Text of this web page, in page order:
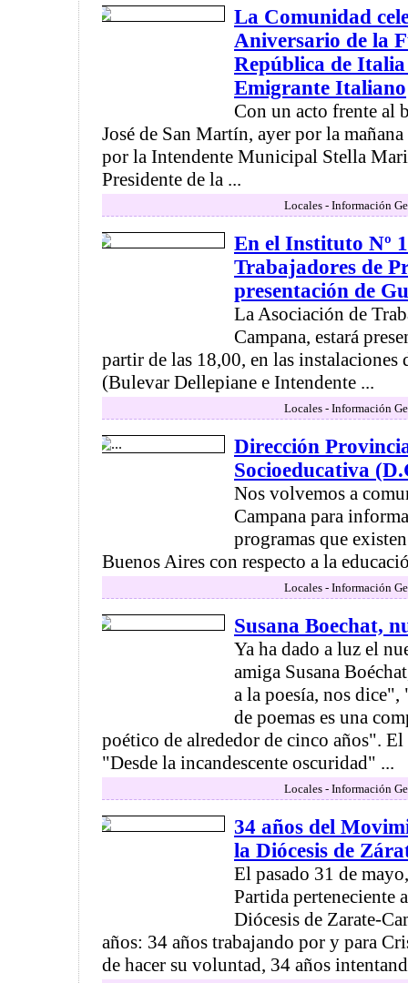
La Comunidad
Aniversario de la
República de
Emigrante Italiano
Con un acto frente al
José de San Martín, ayer por la
por la Intendente Municipal Stella
Presidente de la ...
Locales - Información
En el Instituto Nº
Trabajadores de
presentación de
La Asociación de
Campana, estará
partir de las 18,00, en las
(Bulevar Dellepiane e Intendente ...
Locales - Información
Dirección
Socioeducativa
Nos volvemos a
Campana para
programas que
Buenos Aires con respecto a la
Locales - Información
Susana Boechat,
Ya ha dado a luz el
amiga Susana
a la poesía, nos
de poemas es una
poético de alrededor de cinco años".
"Desde la incandescente oscuridad" ...
Locales - Información
34 años del
la Diócesis de
El pasado 31 de
Partida perteneciente
Diócesis de Zarate-
años: 34 años trabajando por y para
de hacer su voluntad, 34 años